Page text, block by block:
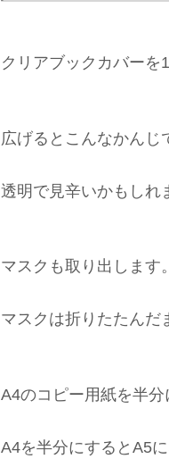
クリアブックカバーを
広げるとこんなかんじ
透明で見辛いかもしれ
マスクも取り出します。
マスクは折りたたんだ
A4のコピー用紙を半分
A4を半分にするとA5